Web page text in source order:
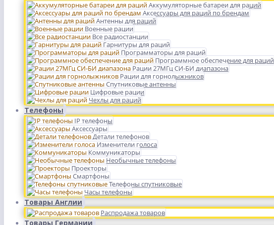
Аккумуляторные батареи для раций
Аксессуары для раций по брендам
Антенны для раций
Военные рации
Все радиостанции
Гарнитуры для раций
Программаторы для раций
Программное обеспечение для раций
Рации 27МГц СИ-БИ диапазона
Рации для горнолыжников
Спутниковые антенны
Цифровые рации
Чехлы для раций
Телефоны
IP телефоны
Аксессуары
Детали телефонов
Изменители голоса
Коммуникаторы
Необычные телефоны
Проекторы
Смартфоны
Телефоны спутниковые
Часы телефоны
Товары Англии
Распродажа товаров
Товары Германии